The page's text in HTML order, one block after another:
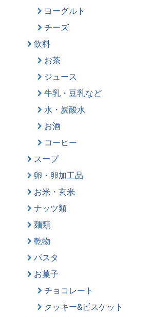
ヨーグルト
チーズ
飲料
お茶
ジュース
牛乳・豆乳など
水・炭酸水
お酒
コーヒー
スープ
卵・卵加工品
お米・玄米
ナッツ類
麺類
乾物
パスタ
お菓子
チョコレート
クッキー&ビスケット